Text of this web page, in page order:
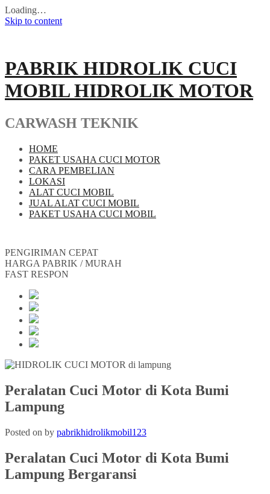
Loading…
Skip to content
PABRIK HIDROLIK CUCI
MOBIL HIDROLIK MOTOR
CARWASH TEKNIK
HOME
PAKET USAHA CUCI MOTOR
CARA PEMBELIAN
LOKASI
ALAT CUCI MOBIL
JUAL ALAT CUCI MOBIL
PAKET USAHA CUCI MOBIL
PENGIRIMAN CEPAT
HARGA PABRIK / MURAH
FAST RESPON
Peralatan Cuci Motor di Kota Bumi
Lampung
Posted on by pabrikhidrolikmobil123
Peralatan Cuci Motor di Kota Bumi
Lampung Bergaransi